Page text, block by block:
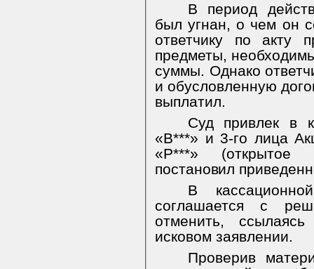
В период
был угнан, о чем он
ответчику по акту
предметы,
суммы. Однако
и обусловленную
выплатил.
Суд привлек в
«В***» и 3-го ли­ца
«Р***» (открытое
постановил
В
соглашается с
отменить,
исковом заявлении.
Проверив